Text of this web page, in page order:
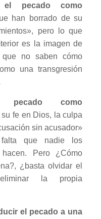
el pecado como
han borrado de su
pero lo que
es la imagen de
no saben cómo
una transgresión
pecado como
fe en Dios, la culpa
sin acusador»
que nadie los
Pero ¿Cómo
¿basta olvidar el
la propia
el pecado a una